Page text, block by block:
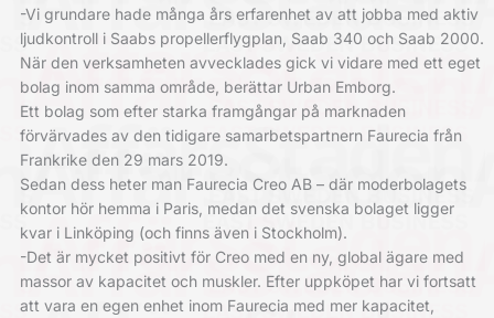
-Vi grundare hade många års erfarenhet av att jobba med aktiv
ljudkontroll i Saabs propellerflygplan, Saab 340 och Saab 2000.
När den verksamheten avvecklades gick vi vidare med ett eget
bolag inom samma område, berättar Urban Emborg.
Ett bolag som efter starka framgångar på marknaden
förvärvades av den tidigare samarbetspartnern Faurecia från
Frankrike den 29 mars 2019.
Sedan dess heter man Faurecia Creo AB – där moderbolagets
kontor hör hemma i Paris, medan det svenska bolaget ligger
kvar i Linköping (och finns även i Stockholm).
-Det är mycket positivt för Creo med en ny, global ägare med
massor av kapacitet och muskler. Efter uppköpet har vi fortsatt
att vara en egen enhet inom Faurecia med mer kapacitet,